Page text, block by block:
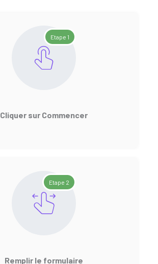
Etape 1
Cliquer sur Commencer
Etape 2
Remplir le formulaire